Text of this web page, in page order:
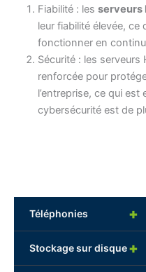
Fiabilité : les serveurs
leur fiabilité élevée,
fonctionner en
Sécurité : les
renforcée pour
l’entreprise, ce qui
cybersécurité est de
+
Téléphonies
+
Stockage sur disque